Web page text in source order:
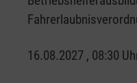
16.08.2027 , 08:30